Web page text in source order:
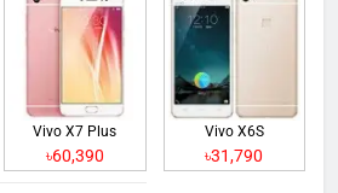
Vivo X7 Plus
৳60,390
Vivo X6S
৳31,790